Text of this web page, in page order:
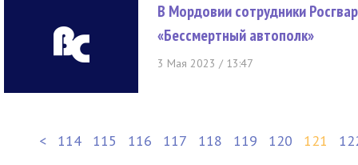
В Мордовии сотрудники
«Бессмертный автополк»
3 Мая 2023 / 13:47
< 114 115 116 117 118 119 120 121